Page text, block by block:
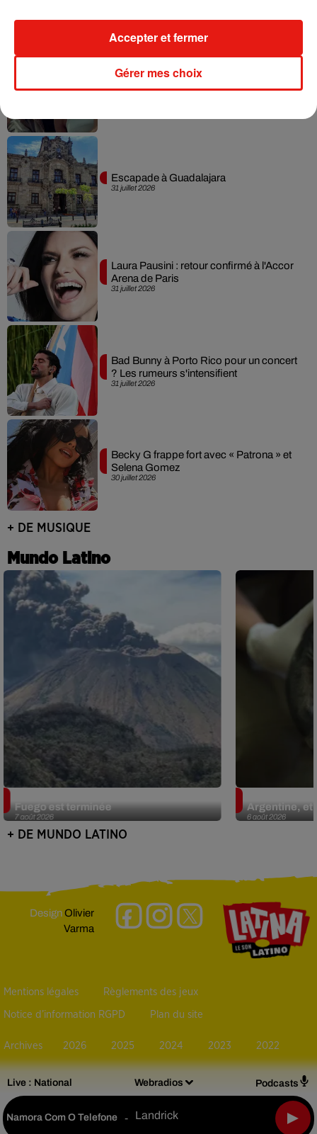
Live : National Webradios Podcasts
Namora Com O Telefone - Landrick
Benny Blanco invite Selena Gomez et
Becky G sur son nouveau single
31 juillet 2026
Escapade à Guadalajara
31 juillet 2026
Laura Pausini : retour confirmé à l'Accor
Arena de Paris
31 juillet 2026
Bad Bunny à Porto Rico pour un concert
? Les rumeurs s'intensifient
30 juillet 2026
Becky G frappe fort avec « Patrona » et
Selena Gomez
+ DE MUSIQUE
Mundo Latino
7 août 2026
Fuego est terminée
6 août 2026
Argentine, et
+ DE MUNDO LATINO
DesignOlivier
Varma
Mentions légales Règlements des jeux
Notice d’information RGPD Plan du site
Archives 2026 2025 2024 2023 2022
Gérer mes choix
Accepter et fermer